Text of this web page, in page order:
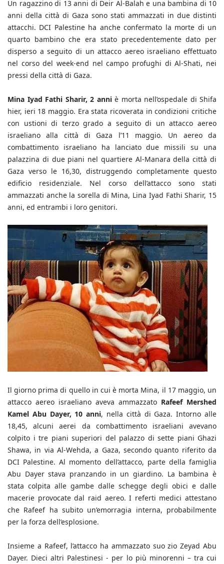
Un ragazzino di 13 anni di Deir Al-Balah e una bambina di 10
anni della città di Gaza sono stati ammazzati in due distinti
attacchi. DCI Palestine ha anche confermato la morte di un
quarto bambino che era stato precedentemente dato per
disperso a seguito di un attacco aereo israeliano effettuato
nel corso del week-end nel campo profughi di Al-Shati, nei
pressi della città di Gaza.
Mina Iyad Fathi Sharir, 2 anniè morta nell’ospedale di Shifa
hier, ieri 18 maggio. Era stata ricoverata in condizioni critiche
con ustioni di terzo grado a seguito di un attacco aereo
israeliano alla città di Gaza l’11 maggio. Un aereo da
combattimento israeliano ha lanciato due missili su una
palazzina di due piani nel quartiere Al-Manara della città di
Gaza verso le 16,30, distruggendo completamente questo
edificio residenziale. Nel corso dell’attacco sono stati
ammazzati anche la sorella di Mina, Lina Iyad Fathi Sharir, 15
anni, ed entrambi i loro genitori.
Il giorno prima di quello in cui è morta Mina, il 17 maggio, un
attacco aereo israeliano aveva ammazzato Rafeef Mershed
Kamel Abu Dayer, 10 anni, nella città di Gaza. Intorno alle
18,45, alcuni aerei da combattimento israeliani avevano
colpito i tre piani superiori del palazzo di sette piani Ghazi
Shawa, in via Al-Wehda, a Gaza, secondo quanto riferito da
DCI Palestine. Al momento dell’attacco, parte della famiglia
Abu Dayer stava pranzando in un giardino. La bambina è
stata colpita alle gambe dalle schegge degli obici e dalle
macerie provocate dal raid aereo. I referti medici attestano
che Rafeef ha subito un’emorragia interna, probabilmente
per la forza dell’esplosione.
Insieme a Rafeef, l’attacco ha ammazzato suo zio Zeyad Abu
Dayer. Dieci altri Palestinesi - per lo più minorenni – tra cui